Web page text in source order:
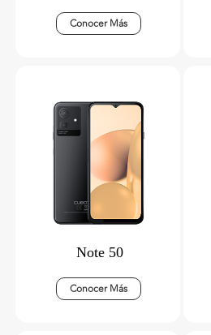
Conocer Más
Note 50
Conocer Más